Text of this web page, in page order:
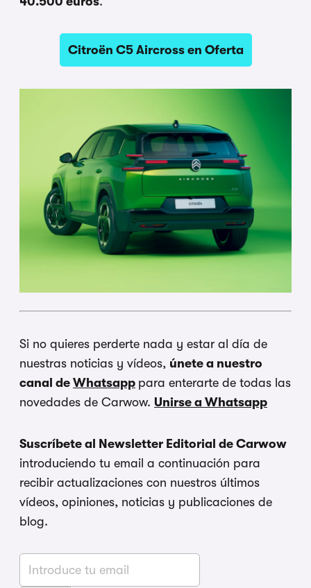
Citroën C5 Aircross en Oferta
Si no quieres perderte nada y estar al día de
nuestras noticias y vídeos, únete a nuestro
canal de Whatsapp para enterarte de todas las
novedades de Carwow. Unirse a Whatsapp
Suscríbete al Newsletter Editorial de Carwow
introduciendo tu email a continuación para
recibir actualizaciones con nuestros últimos
vídeos, opiniones, noticias y publicaciones de
blog.